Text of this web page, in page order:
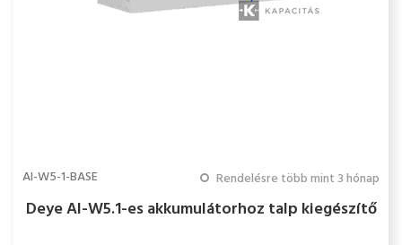
AI-W5-1-BASE Rendelésre több mint 3 hónap
Deye AI-W5.1-es akkumulátorhoz talp kiegészítő